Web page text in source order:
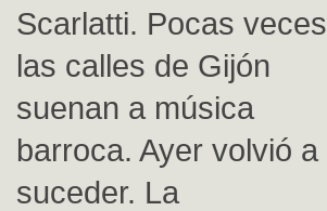
Scarlatti. Pocas veces
las calles de Gijón
suenan a música
barroca. Ayer volvió a
suceder. La